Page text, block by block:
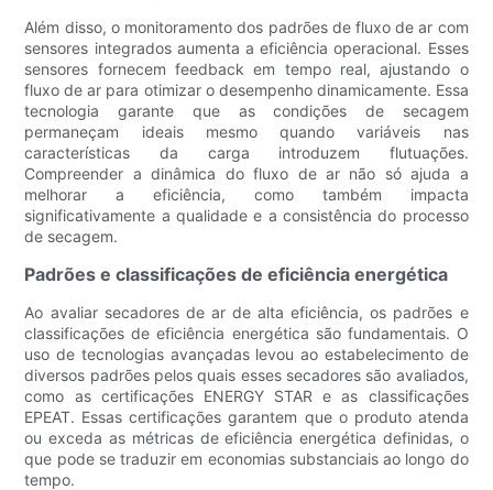
Além disso, o monitoramento dos padrões de fluxo de ar com
sensores integrados aumenta a eficiência operacional. Esses
sensores fornecem feedback em tempo real, ajustando o
fluxo de ar para otimizar o desempenho dinamicamente. Essa
tecnologia garante que as condições de secagem
permaneçam ideais mesmo quando variáveis ​​nas
características da carga introduzem flutuações.
Compreender a dinâmica do fluxo de ar não só ajuda a
melhorar a eficiência, como também impacta
significativamente a qualidade e a consistência do processo
de secagem.
Padrões e classificações de eficiência energética
Ao avaliar secadores de ar de alta eficiência, os padrões e
classificações de eficiência energética são fundamentais. O
uso de tecnologias avançadas levou ao estabelecimento de
diversos padrões pelos quais esses secadores são avaliados,
como as certificações ENERGY STAR e as classificações
EPEAT. Essas certificações garantem que o produto atenda
ou exceda as métricas de eficiência energética definidas, o
que pode se traduzir em economias substanciais ao longo do
tempo.